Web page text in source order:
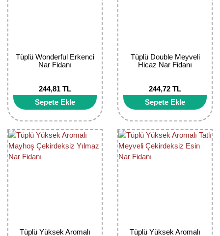
Tüplü Wonderful Erkenci
Nar Fidanı
244,81 TL
Sepete Ekle
Tüplü Double Meyveli
Hicaz Nar Fidanı
244,72 TL
Sepete Ekle
Tüplü Yüksek Aromalı
Tüplü Yüksek Aromalı
Kapari Gebre Otu Fidanı
Kayısı Fidanı
Keçiboynuzu Fidanı
Kestane Fidanı
Kiraz Fidanı